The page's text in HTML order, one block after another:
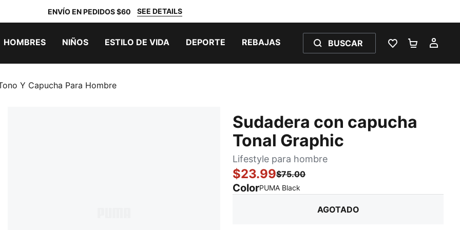
ENVÍO EN PEDIDOS $60 SEE DETAILS
HOMBRES NIÑOS ESTILO DE VIDA DEPORTE REBAJAS BUSCAR
LISTA DE
Y Capucha Para Hombre
Sudadera con capucha
Tonal Graphic
Lifestyle para hombre
$23.99$75.00
ColorPUMA Black
AGOTADO